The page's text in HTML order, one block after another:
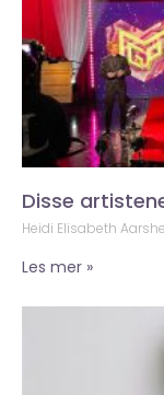
Disse
Heidi Elisabeth
Les mer »